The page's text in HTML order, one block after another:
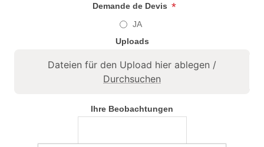
Demande de Devis *
JA
Uploads
Dateien für den Upload hier ablegen /
Durchsuchen
Ihre Beobachtungen